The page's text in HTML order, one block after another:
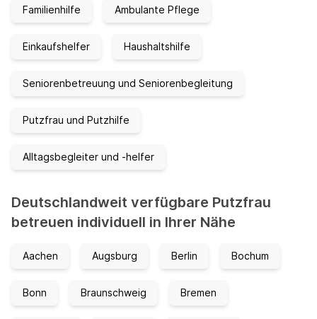
Familienhilfe Ambulante Pflege
Einkaufshelfer Haushaltshilfe
Seniorenbetreuung und Seniorenbegleitung
Putzfrau und Putzhilfe
Alltagsbegleiter und -helfer
Deutschlandweit verfügbare Putzfrau
betreuen individuell in Ihrer Nähe
Aachen Augsburg Berlin Bochum
Bonn Braunschweig Bremen